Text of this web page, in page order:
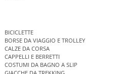
BICICLETTE
BORSE DA VIAGGIO E TROLLEY
CALZE DA CORSA
CAPPELLI E BERRETTI
COSTUMI DA BAGNO A SLIP